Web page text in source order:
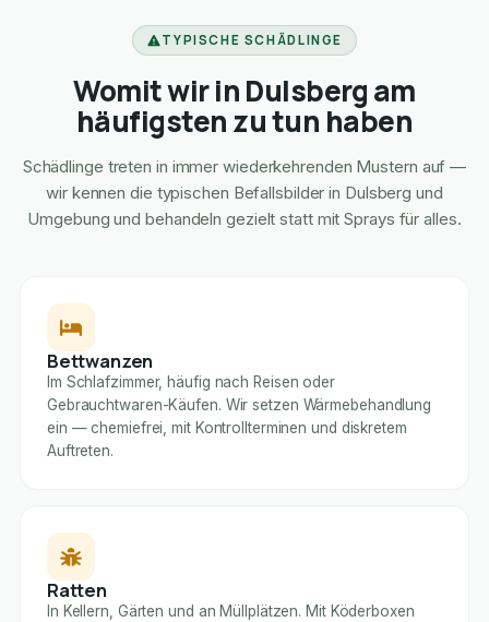
TYPISCHE SCHÄDLINGE
Womit wir in Dulsberg am
häufigsten zu tun haben
Schädlinge treten in immer wiederkehrenden Mustern auf —
wir kennen die typischen Befallsbilder in Dulsberg und
Umgebung und behandeln gezielt statt mit Sprays für alles.
Bettwanzen
Im Schlafzimmer, häufig nach Reisen oder
Gebrauchtwaren-Käufen. Wir setzen Wärmebehandlung
ein — chemiefrei, mit Kontrollterminen und diskretem
Auftreten.
Ratten
In Kellern, Gärten und an Müllplätzen. Mit Köderboxen